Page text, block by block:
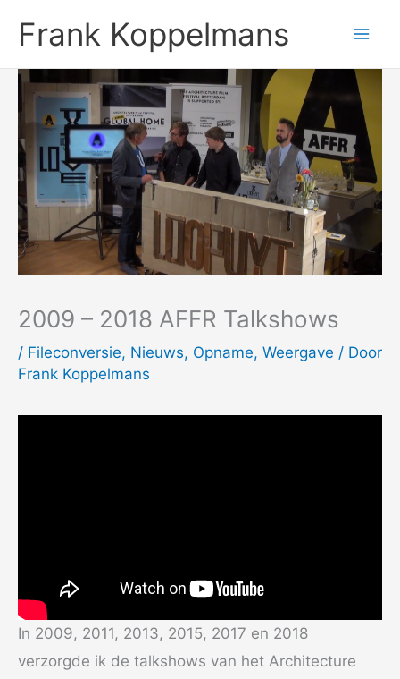
naar
de
inhoud
Frank Koppelmans
2009 – 2018 AFFR Talkshows
/ Fileconversie, Nieuws, Opname, Weergave / Door
Frank Koppelmans
In 2009, 2011, 2013, 2015, 2017 en 2018
verzorgde ik de talkshows van het Architecture